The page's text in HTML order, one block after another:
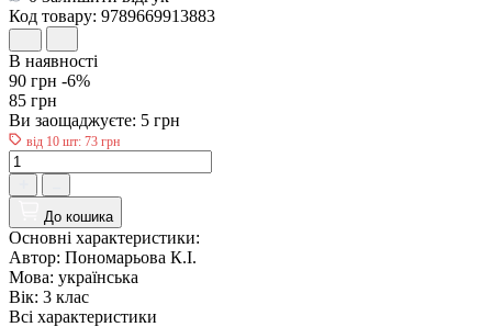
Код товару: 9789669913883
В наявності
90 грн -6%
85 грн
Ви заощаджуєте: 5 грн
від 10 шт: 73 грн
До кошика
Основні характеристики:
Автор: Пономарьова К.І.
Мова: українська
Вік: 3 клас
Всі характеристики